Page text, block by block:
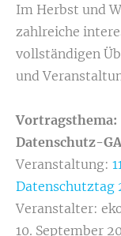
Im Herbst und
zahlreiche
vollständigen
und
Vortragsthema:
Datenschutz-
Veranstaltung:
Datenschutztag
Veranstalter:
10. September